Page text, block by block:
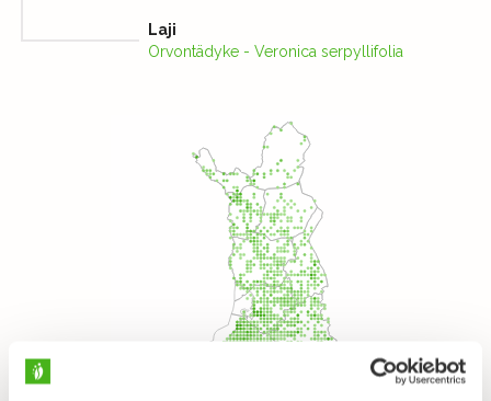
Laji
Orvontädyke - Veronica serpyllifolia